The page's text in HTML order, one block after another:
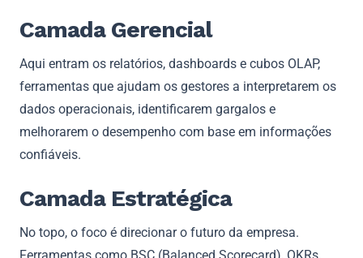
Camada Gerencial
Aqui entram os relatórios, dashboards e cubos OLAP,
ferramentas que ajudam os gestores a interpretarem os
dados operacionais, identificarem gargalos e
melhorarem o desempenho com base em informações
confiáveis.
Camada Estratégica
No topo, o foco é direcionar o futuro da empresa.